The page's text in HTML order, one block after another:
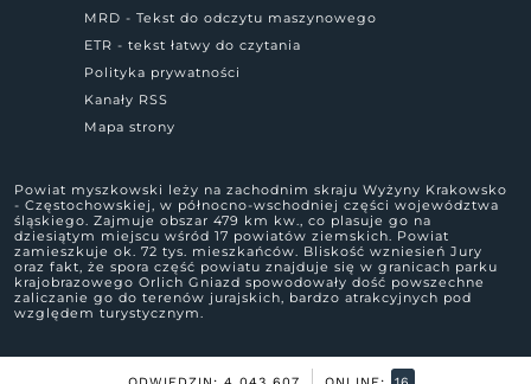
MRD - Tekst do odczytu maszynowego
ETR - tekst łatwy do czytania
Polityka prywatności
Kanały RSS
Mapa strony
Powiat myszkowski leży na zachodnim skraju Wyżyny Krakowsko
- Częstochowskiej, w północno-wschodniej części województwa
śląskiego. Zajmuje obszar 479 km kw., co plasuje go na
dziesiątym miejscu wśród 17 powiatów ziemskich. Powiat
zamieszkuje ok. 72 tys. mieszkańców. Bliskość wzniesień Jury
oraz fakt, że spora część powiatu znajduje się w granicach parku
krajobrazowego Orlich Gniazd spowodowały dość powszechne
zaliczanie go do terenów jurajskich, bardzo atrakcyjnych pod
względem turystycznym.